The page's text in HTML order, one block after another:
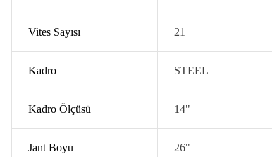
Vites Sayısı 21
Kadro STEEL
Kadro Ölçüsü 14"
Jant Boyu 26"